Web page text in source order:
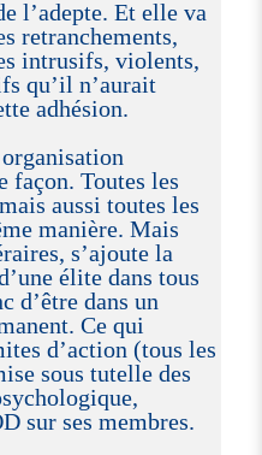
l’adepte. Et elle va
retranchements,
intrusifs, violents,
qu’il n’aurait
adhésion.
organisation
façon. Toutes les
aussi toutes les
manière. Mais
s’ajoute la
élite dans tous
d’être dans un
Ce qui
d’action (tous les
sous tutelle des
sur ses membres.